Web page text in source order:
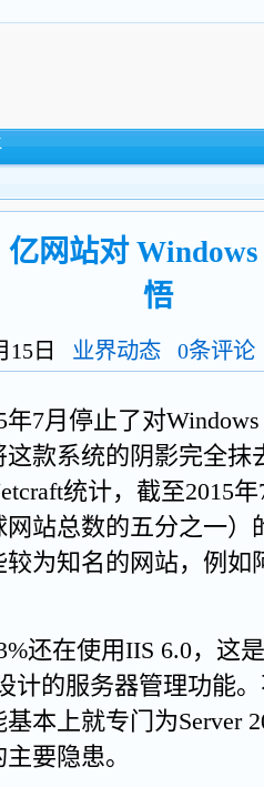
亿网站对
悟
15日 业界动态 0条评论
月停止了对Windows
款系统的阴影完全抹
统计，截至2015
站总数的五分之一）
为知名的网站，例如
在使用IIS 6.0，这是
计的服务器管理功能
本上就专门为Server
要隐患。